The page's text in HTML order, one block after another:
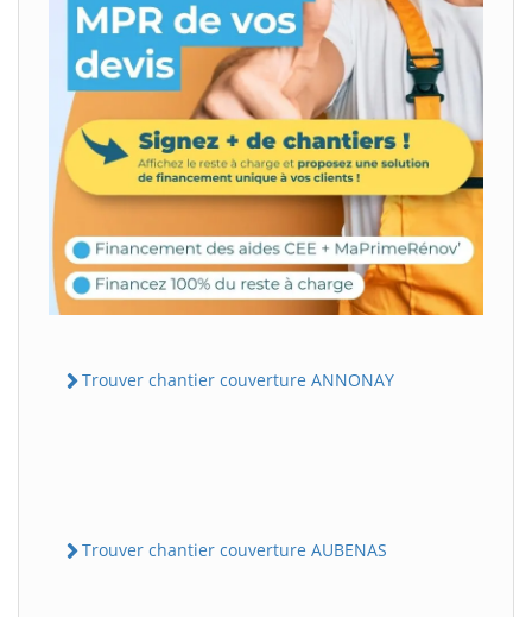
Trouver chantier couverture ANNONAY
Trouver chantier couverture AUBENAS